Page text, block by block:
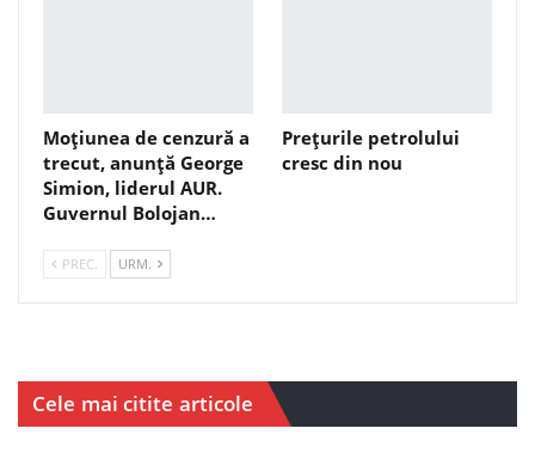
Moțiunea de cenzură a
trecut, anunță George
Simion, liderul AUR.
Guvernul Bolojan…
Prețurile petrolului
cresc din nou
PREC. URM.
Cele mai citite articole